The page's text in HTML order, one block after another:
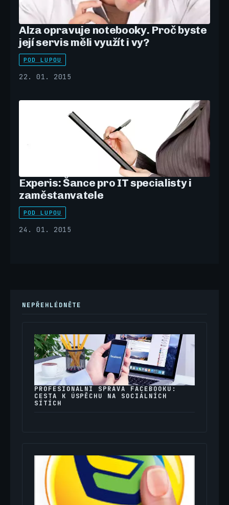
Alza opravuje notebooky. Proč byste
její servis měli využít i vy?
POD LUPOU
22. 01. 2015
Experis: Šance pro IT specialisty i
zaměstanvatele
POD LUPOU
24. 01. 2015
NEPŘEHLÉDNĚTE
PROFESIONÁLNÍ SPRÁVA FACEBOOKU:
CESTA K ÚSPĚCHU NA SOCIÁLNÍCH
SÍTÍCH